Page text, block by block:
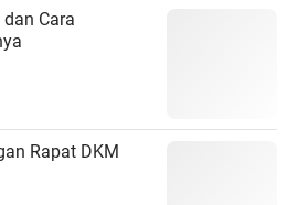
Cara
Rapat DKM